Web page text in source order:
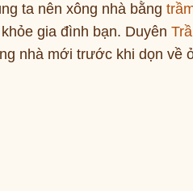
ta nên xông nhà bằng
gia đình bạn. Duyên
nhà mới trước khi dọn về